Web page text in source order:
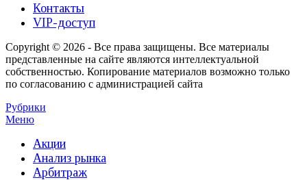
Контакты
VIP-доступ
Copyright © 2026 - Все права защищены. Все материалы
представленные на сайте являются интеллектуальной
собственностью. Копирование материалов возможно только
по согласованию с администрацией сайта
Рубрики
Меню
Акции
Анализ рынка
Арбитраж